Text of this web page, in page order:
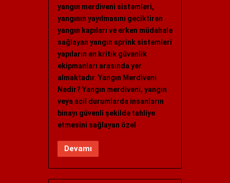
yangın merdiveni sistemleri,
yangının yayılmasını geciktiren
yangın kapıları ve erken müdahale
sağlayan yangın sprink sistemleri
yapıların en kritik güvenlik
ekipmanları arasında yer
almaktadır. Yangın Merdiveni
Nedir? Yangın merdiveni, yangın
veya acil durumlarda insanların
binayı güvenli şekilde tahliye
etmesini sağlayan özel
Devamı